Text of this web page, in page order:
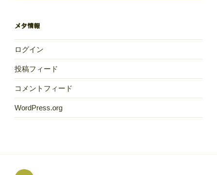
立
メタ情報
ログイン
投稿フィード
コメントフィード
WordPress.org